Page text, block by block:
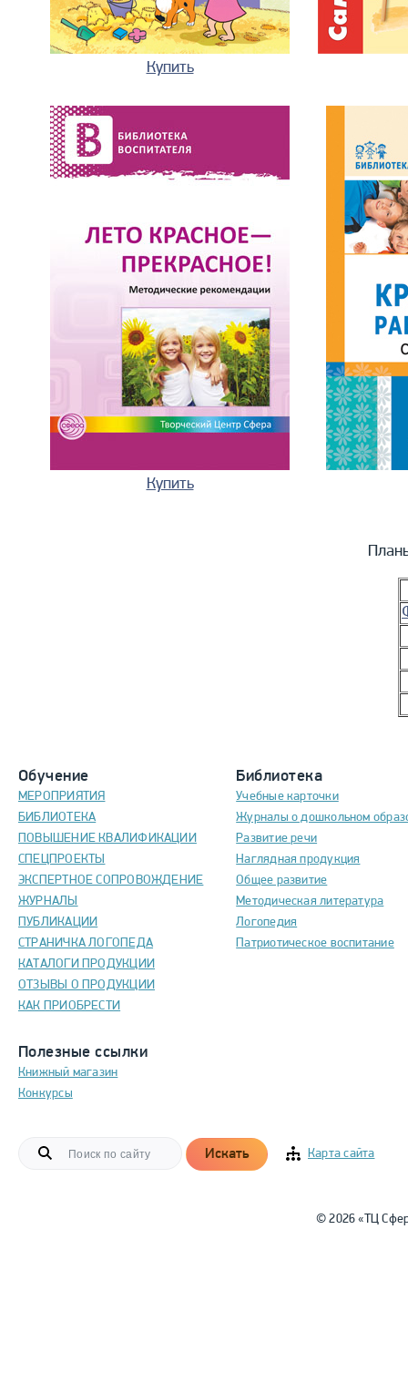
Купить
Купить
Обучение
МЕРОПРИЯТИЯ
БИБЛИОТЕКА
ПОВЫШЕНИЕ КВАЛИФИКАЦИИ
СПЕЦПРОЕКТЫ
ЭКСПЕРТНОЕ СОПРОВОЖДЕНИЕ
ЖУРНАЛЫ
ПУБЛИКАЦИИ
СТРАНИЧКА ЛОГОПЕДА
КАТАЛОГИ ПРОДУКЦИИ
ОТЗЫВЫ О ПРОДУКЦИИ
КАК ПРИОБРЕСТИ
Полезные ссылки
Книжный магазин
Конкурсы
Библиотека
Учебные карточки
Журналы о дошкольном
Развитие речи
Наглядная продукция
Общее развитие
Методическая литература
Логопедия
Патриотическое воспитание
Искать Карта сайта
© 2026 «ТЦ